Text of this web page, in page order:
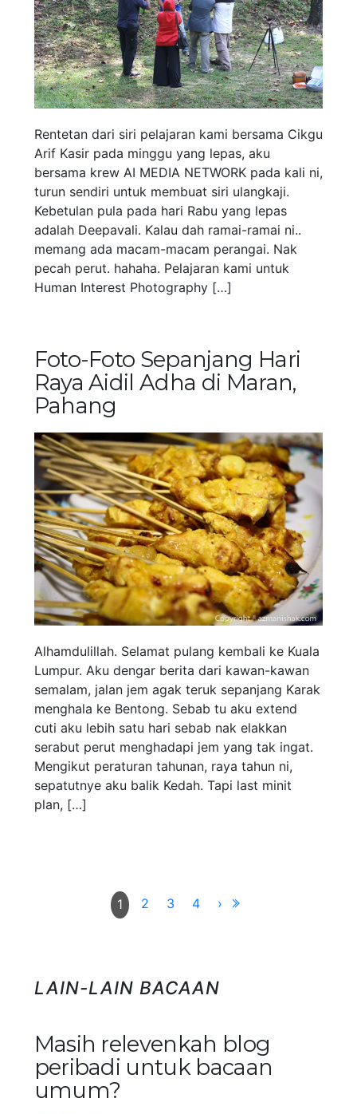
Rentetan dari siri pelajaran kami bersama Cikgu
Arif Kasir pada minggu yang lepas, aku
bersama krew AI MEDIA NETWORK pada kali ni,
turun sendiri untuk membuat siri ulangkaji.
Kebetulan pula pada hari Rabu yang lepas
adalah Deepavali. Kalau dah ramai-ramai ni..
memang ada macam-macam perangai. Nak
pecah perut. hahaha. Pelajaran kami untuk
Human Interest Photography […]
Foto-Foto Sepanjang Hari
Raya Aidil Adha di Maran,
Pahang
Alhamdulillah. Selamat pulang kembali ke Kuala
Lumpur. Aku dengar berita dari kawan-kawan
semalam, jalan jem agak teruk sepanjang Karak
menghala ke Bentong. Sebab tu aku extend
cuti aku lebih satu hari sebab nak elakkan
serabut perut menghadapi jem yang tak ingat.
Mengikut peraturan tahunan, raya tahun ni,
sepatutnye aku balik Kedah. Tapi last minit
plan, […]
1 2 3 4 ›
LAIN-LAIN BACAAN
Masih relevenkah blog
peribadi untuk bacaan
umum?